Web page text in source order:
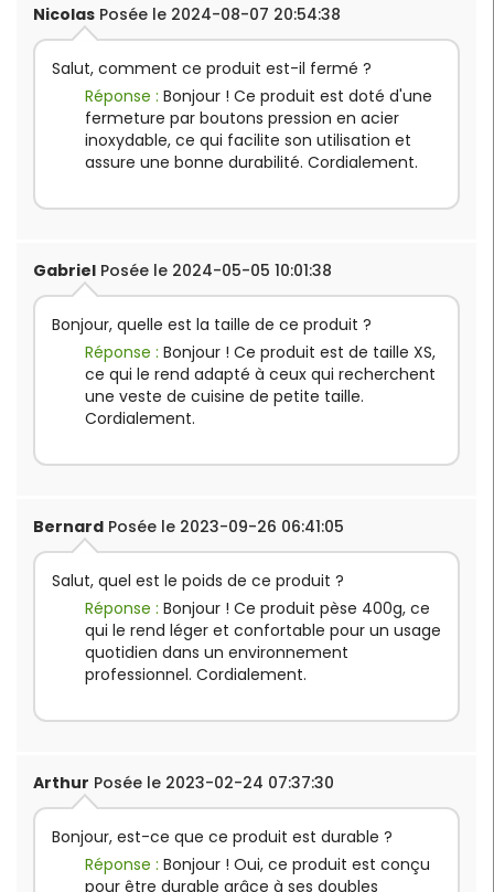
Nicolas Posée le 2024-08-07 20:54:38
Salut, comment ce produit est-il fermé ?
Réponse : Bonjour ! Ce produit est doté d'une
fermeture par boutons pression en acier
inoxydable, ce qui facilite son utilisation et
assure une bonne durabilité. Cordialement.
Gabriel Posée le 2024-05-05 10:01:38
Bonjour, quelle est la taille de ce produit ?
Réponse : Bonjour ! Ce produit est de taille XS,
ce qui le rend adapté à ceux qui recherchent
une veste de cuisine de petite taille.
Cordialement.
Bernard Posée le 2023-09-26 06:41:05
Salut, quel est le poids de ce produit ?
Réponse : Bonjour ! Ce produit pèse 400g, ce
qui le rend léger et confortable pour un usage
quotidien dans un environnement
professionnel. Cordialement.
Arthur Posée le 2023-02-24 07:37:30
Bonjour, est-ce que ce produit est durable ?
Réponse : Bonjour ! Oui, ce produit est conçu
pour être durable grâce à ses doubles